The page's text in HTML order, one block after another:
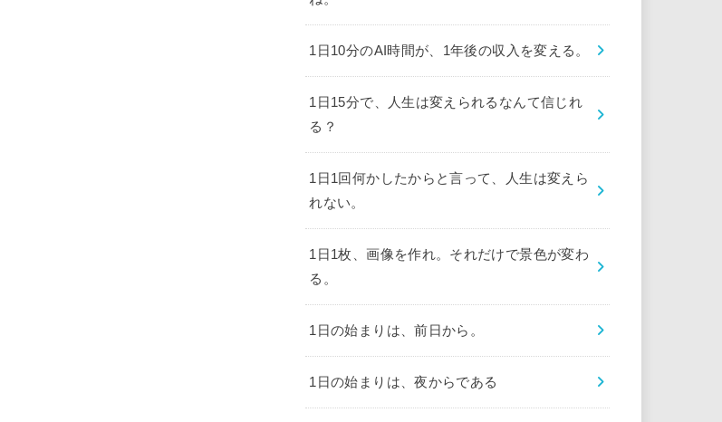
1日10分のAI時間が、1年後の収入を変える。
1日15分で、人生は変えられるなんて信じれ
る？
1日1回何かしたからと言って、人生は変えら
れない。
1日1枚、画像を作れ。それだけで景色が変わ
る。
1日の始まりは、前日から。
1日の始まりは、夜からである